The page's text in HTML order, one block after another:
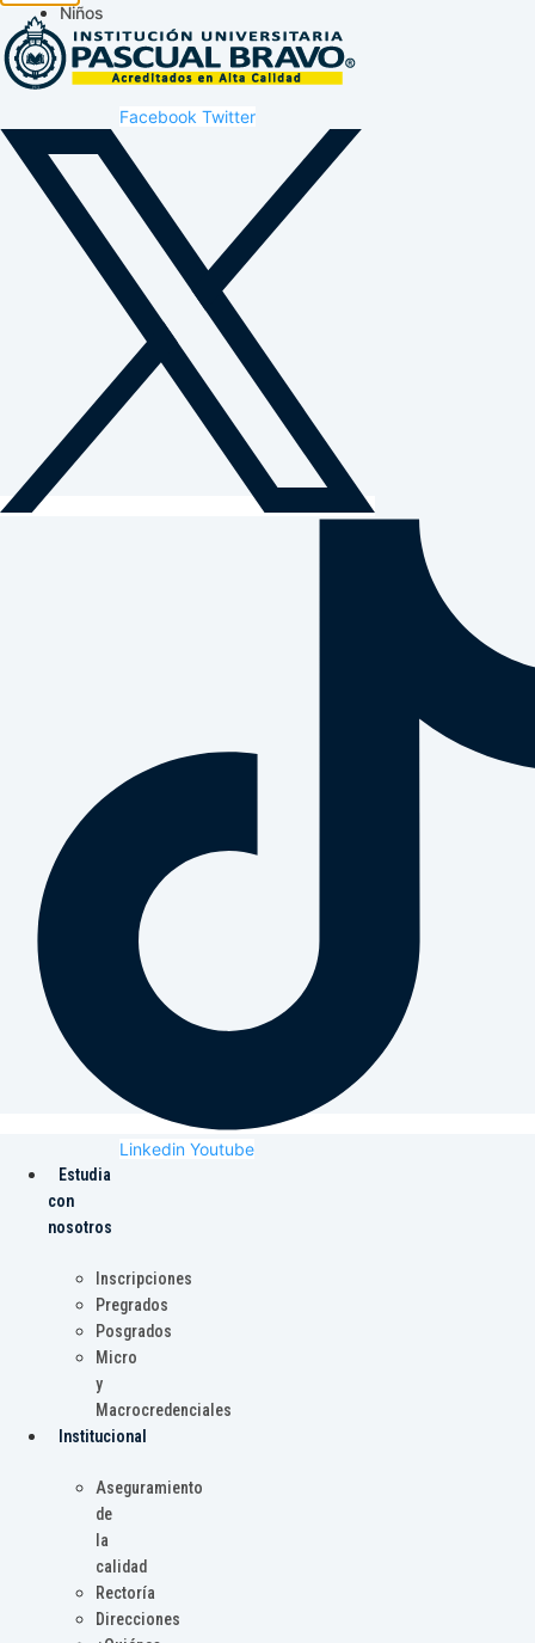
Niños
Facebook Twitter
Linkedin Youtube
Estudia
con
nosotros
Inscripciones
Pregrados
Posgrados
Micro
y
Macrocredenciales
Institucional
Aseguramiento
de
la
calidad
Rectoría
Direcciones